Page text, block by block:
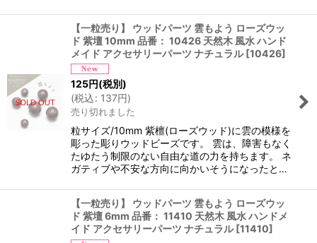
【一粒売り】 ウッドパーツ 雲もよう ローズウッ
ド 紫壇 10mm 品番： 10426 天然木 風水 ハンド
メイド アクセサリーパーツ ナチュラル [10426]
125円(税別)
(税込: 137円)
売り切れました
粒サイズ/10mm 紫檀(ローズウッド)に雲の模様を
彫った彫りウッドビーズです。 雲は、障害もなく
たゆたう制限のない自由な道の力を持ちます。 ネ
ガティブや不安な方向に向かいそうになったと…
【一粒売り】 ウッドパーツ 雲もよう ローズウッ
ド 紫壇 6mm 品番： 11410 天然木 風水 ハンドメ
イド アクセサリーパーツ ナチュラル [11410]